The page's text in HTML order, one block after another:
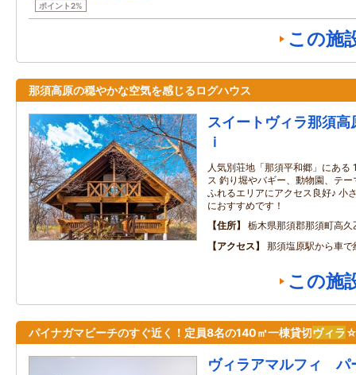
ポイント2%
この施
那須高原の穏やかな空気を感じるログハウス
スイートヴィラ那須
ｉ
人気別荘地「那須平和郷」にある
ス 釣り堀やバギー、動物園、テ
ふれるエリアにアクセス良好♪ 小
におすすめです！
住所
栃木県那須郡那須町高
アクセス
那須塩原駅から車
この施
パイナガマビーチのすぐ近く！定員8名の140㎡一棟貸切ヴィラ
ヴィラアマルフィ パ